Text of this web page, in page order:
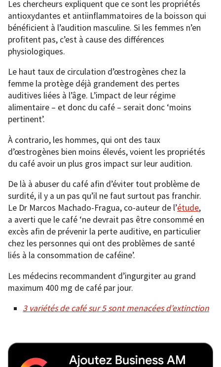
Les chercheurs expliquent que ce sont les propriétés
antioxydantes et antiinflammatoires de la boisson qui
bénéficient à l’audition masculine. Si les femmes n’en
profitent pas, c’est à cause des différences
physiologiques.
Le haut taux de circulation d’œstrogènes chez la
femme la protège déjà grandement des pertes
auditives liées à l’âge. L’impact de leur régime
alimentaire – et donc du café – serait donc ‘moins
pertinent’.
À contrario, les hommes, qui ont des taux
d’œstrogènes bien moins élevés, voient les propriétés
du café avoir un plus gros impact sur leur audition.
De là à abuser du café afin d’éviter tout problème de
surdité, il y a un pas qu’il ne faut surtout pas franchir.
Le Dr Marcos Machado-Fragua, co-auteur de l’étude,
a averti que le café ‘ne devrait pas être consommé en
excès afin de prévenir la perte auditive, en particulier
chez les personnes qui ont des problèmes de santé
liés à la consommation de caféine’.
Les médecins recommandent d’ingurgiter au grand
maximum 400 mg de café par jour.
3 variétés de café sur 5 sont menacées d’extinction